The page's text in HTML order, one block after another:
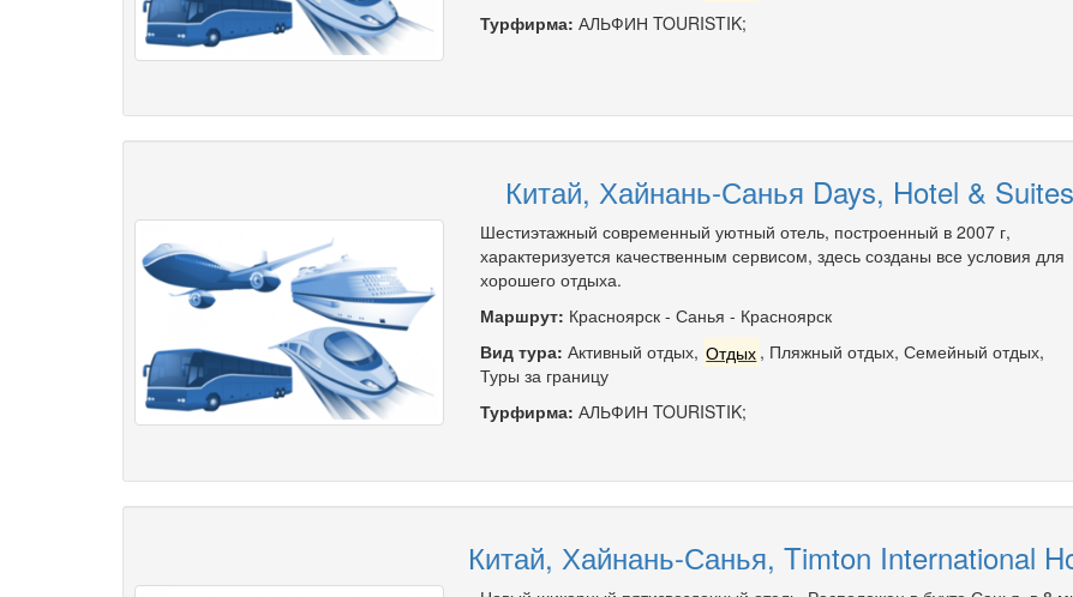
Турфирма: АЛЬФИН TOURISTIK;
Китай, Хайнань-Санья Days, Hotel &
Шестиэтажный современный уютный отель, построенный в 2007 г,
характеризуется качественным сервисом, здесь созданы все условия для
хорошего отдыха.
Маршрут: Красноярск- Санья - Красноярск
Вид тура: Активный отдых, Отдых , Пляжный отдых,Семейный отдых,
Туры за границу
Турфирма: АЛЬФИН TOURISTIK;
Китай, Хайнань-Санья, Timton International